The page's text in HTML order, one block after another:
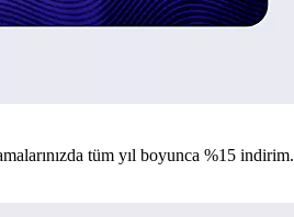
tüm yıl boyunca %15 indirim.